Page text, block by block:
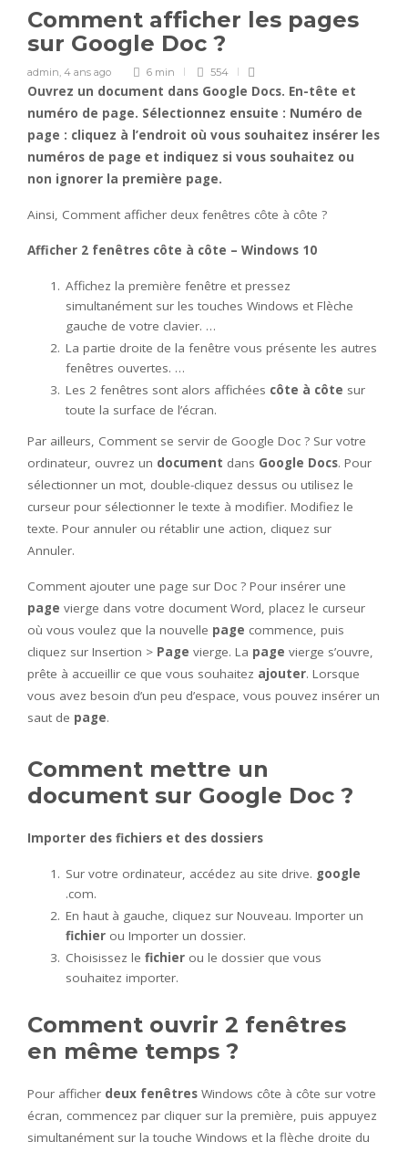
Comment afficher les pages
sur Google Doc ?
admin, 4 ans ago 6 min 554
Ouvrez un document dans Google Docs. En-tête et
numéro de page. Sélectionnez ensuite : Numéro de
page : cliquez à l’endroit où vous souhaitez insérer les
numéros de page et indiquez si vous souhaitez ou
non ignorer la première page.
Ainsi, Comment afficher deux fenêtres côte à côte ?
Afficher 2 fenêtres côte à côte – Windows 10
Affichez la première fenêtre et pressez
simultanément sur les touches Windows et Flèche
gauche de votre clavier. …
La partie droite de la fenêtre vous présente les autres
fenêtres ouvertes. …
Les 2 fenêtres sont alors affichées côte à côte sur
toute la surface de l’écran.
Par ailleurs, Comment se servir de Google Doc ? Sur votre
ordinateur, ouvrez un document dans Google Docs. Pour
sélectionner un mot, double-cliquez dessus ou utilisez le
curseur pour sélectionner le texte à modifier. Modifiez le
texte. Pour annuler ou rétablir une action, cliquez sur
Annuler.
Comment ajouter une page sur Doc ? Pour insérer une
page vierge dans votre document Word, placez le curseur
où vous voulez que la nouvelle page commence, puis
cliquez sur Insertion > Page vierge. La page vierge s’ouvre,
prête à accueillir ce que vous souhaitez ajouter. Lorsque
vous avez besoin d’un peu d’espace, vous pouvez insérer un
saut de page.
Comment mettre un
document sur Google Doc ?
Importer des fichiers et des dossiers
Sur votre ordinateur, accédez au site drive. google
.com.
En haut à gauche, cliquez sur Nouveau. Importer un
fichier ou Importer un dossier.
Choisissez le fichier ou le dossier que vous
souhaitez importer.
Comment ouvrir 2 fenêtres
en même temps ?
Pour afficher deux fenêtres Windows côte à côte sur votre
écran, commencez par cliquer sur la première, puis appuyez
simultanément sur la touche Windows et la flèche droite du